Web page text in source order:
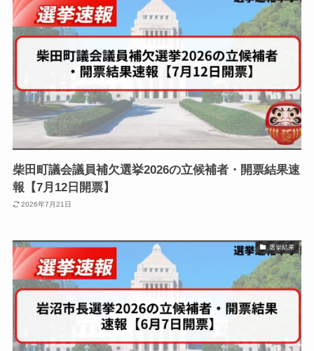
柴田町議会議員補欠選挙2026の立候補者・開票結果速
報【7月12日開票】
2026年7月21日
選挙結果